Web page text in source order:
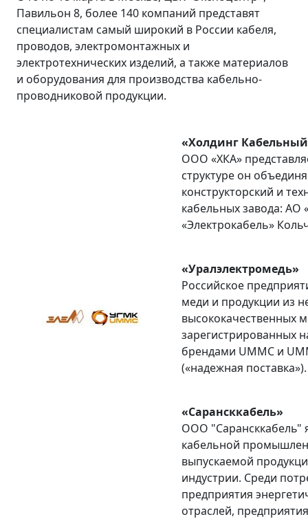
Павильон 8, более 140 компаний представят
специалистам самый широкий в России кабеля,
проводов, электромонтажных и
электротехнических изделий, а также материалов
и оборудования для производства кабельно-
проводниковой продукции.
«Холдинг
ООО «ХКА»
структуре он
конструкторский и
кабельных завода: АО
«Электрокабель»
«Уралэлектромедь»
Российское
меди и продукции из
высококачественных
зарегистрированных
брендами UMMC и
(«надежная поставка»).
«Сарансккабель»
ООО "Сарансккабель"
кабельной
выпускаемой
индустрии. Среди
предприятия
отраслей,